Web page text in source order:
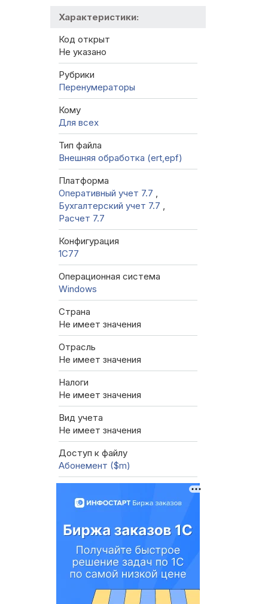
Характеристики:
Код открыт
Не указано
Рубрики
Перенумераторы
Кому
Для всех
Тип файла
Внешняя обработка (ert,epf)
Платформа
Оперативный учет 7.7 ,
Бухгалтерский учет 7.7 ,
Расчет 7.7
Конфигурация
1C77
Операционная система
Windows
Страна
Не имеет значения
Отрасль
Не имеет значения
Налоги
Не имеет значения
Вид учета
Не имеет значения
Доступ к файлу
Абонемент ($m)